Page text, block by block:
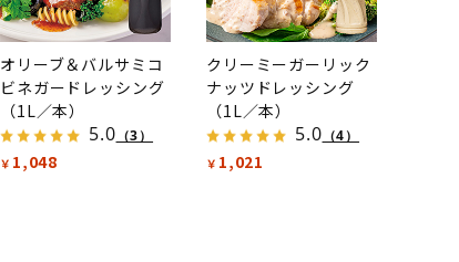
オリーブ＆バルサミコ
ビネガードレッシング
（1L／本）
5.0 （3）
￥ 1,048
クリーミーガーリック
ナッツドレッシング
（1L／本）
5.0 （4）
￥ 1,021